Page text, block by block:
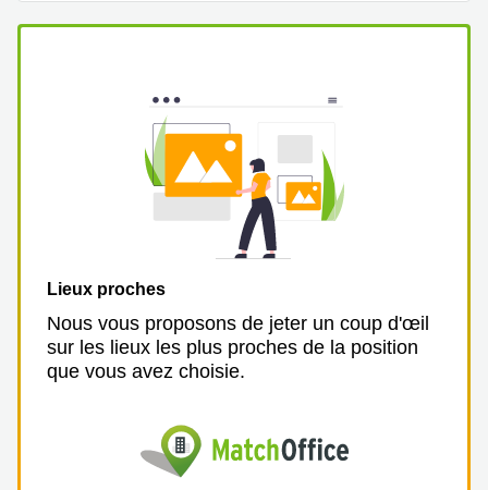
Meyrin
La
Pièce
Rolle
Bahnhofstrasse
Lieux proches
Nous vous proposons de jeter un coup d'œil
sur les lieux les plus proches de la position
que vous avez choisie.